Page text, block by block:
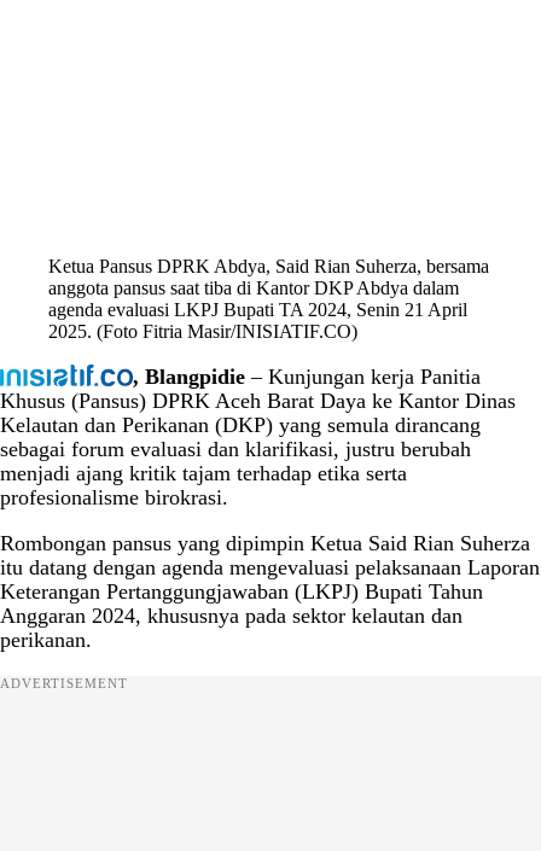
Ketua Pansus DPRK Abdya, Said Rian Suherza, bersama
anggota pansus saat tiba di Kantor DKP Abdya dalam
agenda evaluasi LKPJ Bupati TA 2024, Senin 21 April
2025. (Foto Fitria Masir/INISIATIF.CO)
, Blangpidie– Kunjungan kerja Panitia
Khusus (Pansus) DPRK Aceh Barat Daya ke Kantor Dinas
Kelautan dan Perikanan (DKP) yang semula dirancang
sebagai forum evaluasi dan klarifikasi, justru berubah
menjadi ajang kritik tajam terhadap etika serta
profesionalisme birokrasi.
Rombongan pansus yang dipimpin Ketua Said Rian Suherza
itu datang dengan agenda mengevaluasi pelaksanaan Laporan
Keterangan Pertanggungjawaban (LKPJ) Bupati Tahun
Anggaran 2024, khususnya pada sektor kelautan dan
perikanan.
ADVERTISEMENT